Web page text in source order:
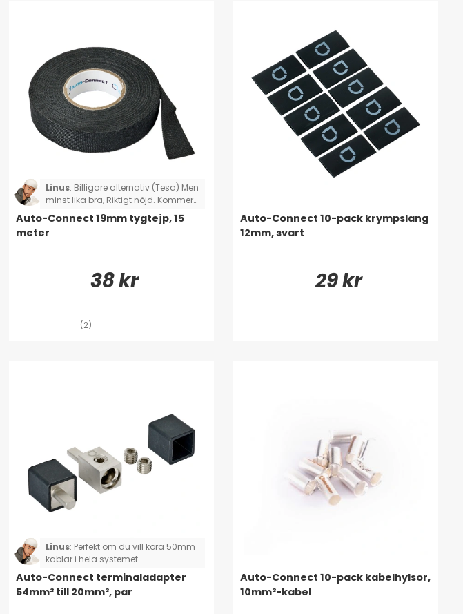
Linus: Billigare alternativ (Tesa) Men
minst lika bra, Riktigt nöjd. Kommer
köpa mängder!
Auto-Connect 19mm tygtejp, 15
meter
38 kr
(2)
Auto-Connect 10-pack krympslang
12mm, svart
29 kr
Linus: Perfekt om du vill köra 50mm
kablar i hela systemet
Auto-Connect terminaladapter
54mm² till 20mm², par
Auto-Connect 10-pack kabelhylsor,
10mm²-kabel